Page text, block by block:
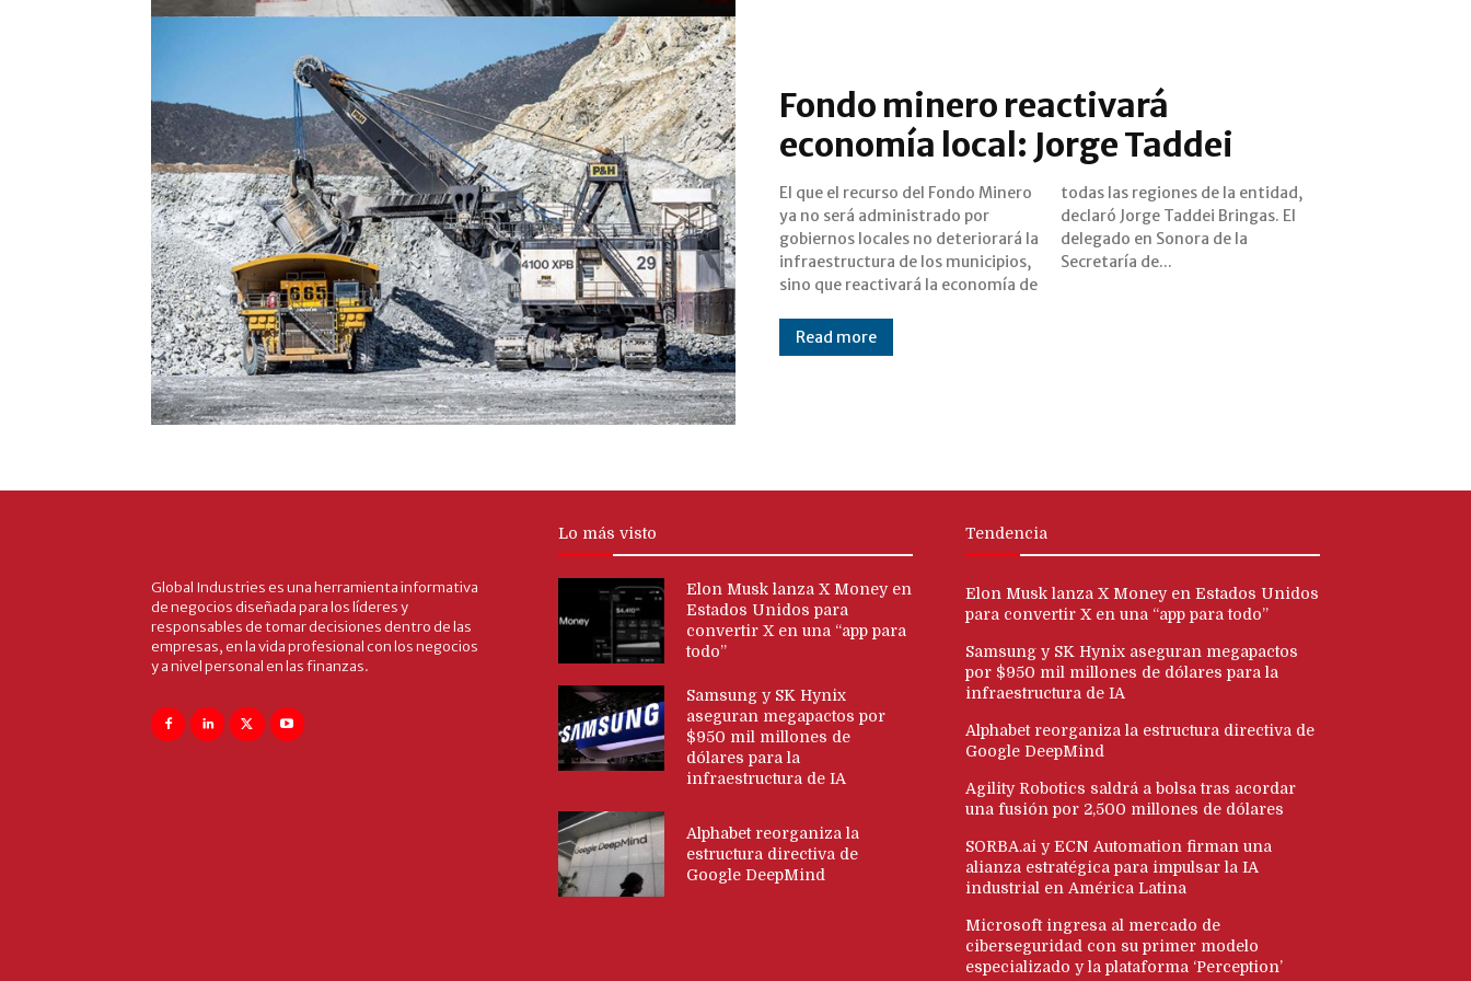
Fondo minero reactivará
economía local: Jorge Taddei
El que el recurso del Fondo Minero
ya no será administrado por
gobiernos locales no deteriorará la
infraestructura de los municipios,
sino que reactivará la economía de
todas las regiones de la entidad,
declaró Jorge Taddei Bringas. El
delegado en Sonora de la
Secretaría de...
Read more
Global Industries es una herramienta informativa
de negocios diseñada para los líderes y
responsables de tomar decisiones dentro de las
empresas, en la vida profesional con los negocios
y a nivel personal en las finanzas.
Lo más visto
Elon Musk lanza X Money en
Estados Unidos para
convertir X en una “app para
todo”
Samsung y SK Hynix
aseguran megapactos por
$950 mil millones de
dólares para la
infraestructura de IA
Alphabet reorganiza la
estructura directiva de
Google DeepMind
Tendencia
Elon Musk lanza X Money en Estados Unidos
para convertir X en una “app para todo”
Samsung y SK Hynix aseguran megapactos
por $950 mil millones de dólares para la
infraestructura de IA
Alphabet reorganiza la estructura directiva de
Google DeepMind
Agility Robotics saldrá a bolsa tras acordar
una fusión por 2,500 millones de dólares
SORBA.ai y ECN Automation firman una
alianza estratégica para impulsar la IA
industrial en América Latina
Microsoft ingresa al mercado de
ciberseguridad con su primer modelo
especializado y la plataforma ‘Perception’